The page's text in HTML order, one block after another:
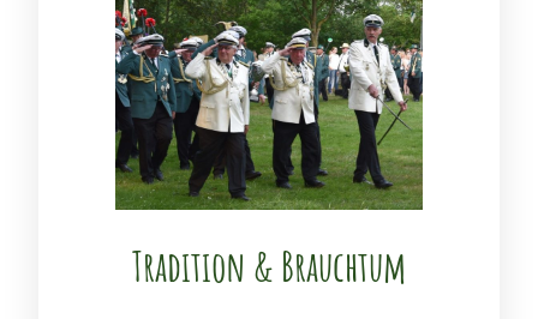
Tradition & Brauchtum